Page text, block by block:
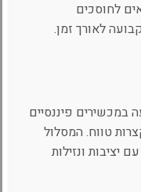
לחוסכים
לאורך זמן.
פיננסיים
טווח. המסלול
ונזילות